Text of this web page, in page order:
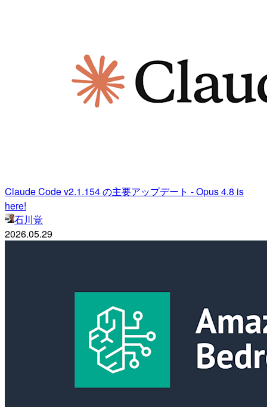
Claude Code v2.1.154 の主要アップデート - Opus 4.8 is
here!
石川覚
2026.05.29